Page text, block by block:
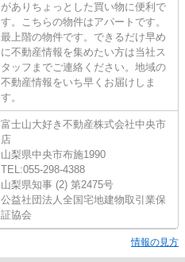
がありちょっとした買い物に便利で
す。こちらの物件はアパートです。
最上階の物件です。できるだけ早め
に不動産情報を集めたい方は当社ス
タッフまでご連絡ください。地域の
不動産情報をいち早くお届けしま
す。
富士山大好き不動産株式会社中央市
店
山梨県中央市布施1990
TEL:055-298-4388
山梨県知事 (2) 第2475号
公益社団法人全国宅地建物取引業保
証協会
情報の見方